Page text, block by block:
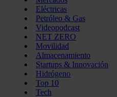
Eléctricas
Petróleo & Gas
Videopodcast
NET ZERO
Movilidad
Almacenamiento
Startups & Innovación
Hidrógeno
Top 10
Tech